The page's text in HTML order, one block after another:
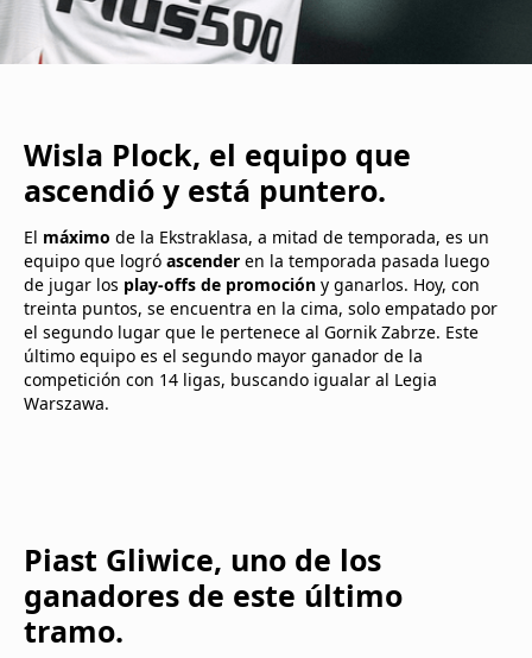
Wisla Plock, el equipo que
ascendió y está puntero.
El máximo de la Ekstraklasa, a mitad de temporada, es un
equipo que logró ascender en la temporada pasada luego
de jugar los play-offs de promoción y ganarlos. Hoy, con
treinta puntos, se encuentra en la cima, solo empatado por
el segundo lugar que le pertenece al Gornik Zabrze. Este
último equipo es el segundo mayor ganador de la
competición con 14 ligas, buscando igualar al Legia
Warszawa.
Piast Gliwice, uno de los
ganadores de este último
tramo.